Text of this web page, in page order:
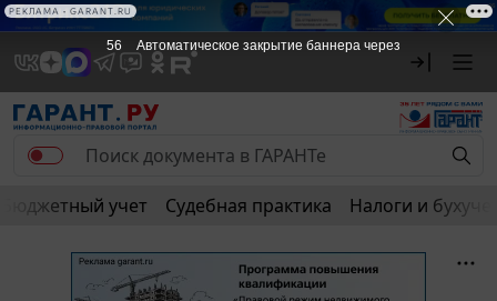
Бюджетный учет Судебная практика Налоги и
56 Автоматическое закрытие баннера через
РЕКЛАМА • GARANT.RU